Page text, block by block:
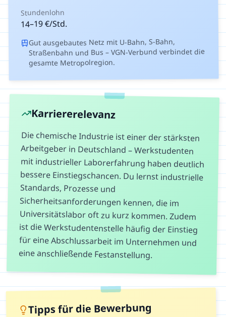
Stundenlohn
14–19€/Std.
Gut ausgebautes Netz mit U-Bahn, S-Bahn,
Straßenbahn und Bus – VGN-Verbund verbindet die
gesamte Metropolregion.
Karriererelevanz
Die chemische Industrie ist einer der stärksten
Arbeitgeber in Deutschland – Werkstudenten
mit industrieller Laborerfahrung haben deutlich
bessere Einstiegschancen. Du lernst industrielle
Standards, Prozesse und
Sicherheitsanforderungen kennen, die im
Universitätslabor oft zu kurz kommen. Zudem
ist die Werkstudentenstelle häufig der Einstieg
für eine Abschlussarbeit im Unternehmen und
eine anschließende Festanstellung.
Tipps für die Bewerbung